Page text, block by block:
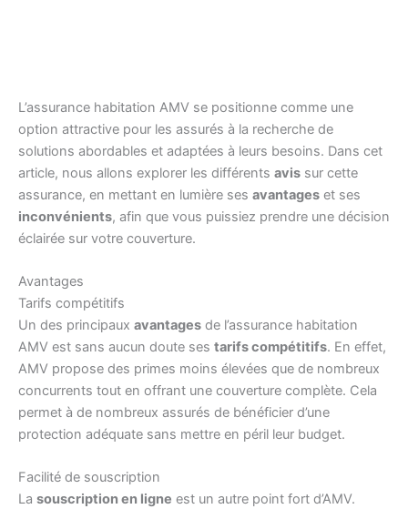
L’assurance habitation AMV se positionne comme une
option attractive pour les assurés à la recherche de
solutions abordables et adaptées à leurs besoins. Dans cet
article, nous allons explorer les différents avis sur cette
assurance, en mettant en lumière ses avantages et ses
inconvénients, afin que vous puissiez prendre une décision
éclairée sur votre couverture.
Avantages
Tarifs compétitifs
Un des principaux avantages de l’assurance habitation
AMV est sans aucun doute ses tarifs compétitifs. En effet,
AMV propose des primes moins élevées que de nombreux
concurrents tout en offrant une couverture complète. Cela
permet à de nombreux assurés de bénéficier d’une
protection adéquate sans mettre en péril leur budget.
Facilité de souscription
La souscription en ligne est un autre point fort d’AMV.